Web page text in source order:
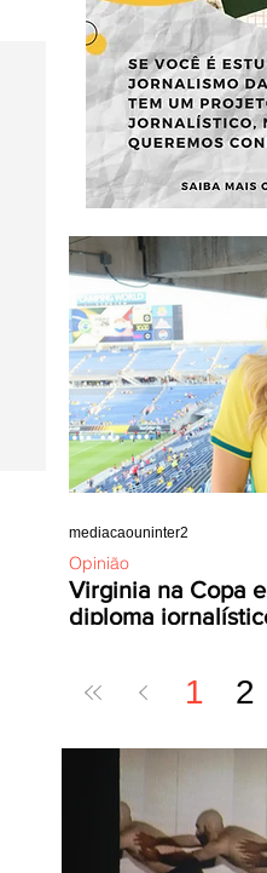
Virginia na Copa
diploma
Opinião
mediacaouninter2
1 2